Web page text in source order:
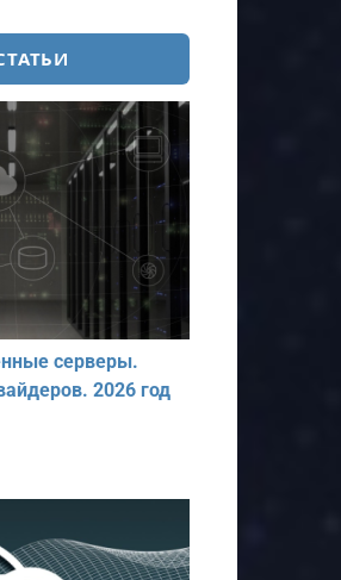
серверы.
2026 год